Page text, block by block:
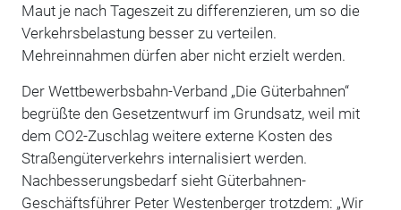
Maut je nach Tageszeit zu differenzieren, um so die
Verkehrsbelastung besser zu verteilen.
Mehreinnahmen dürfen aber nicht erzielt werden.
Der Wettbewerbsbahn-Verband „Die Güterbahnen“
begrüßte den Gesetzentwurf im Grundsatz, weil mit
dem CO2-Zuschlag weitere externe Kosten des
Straßengüterverkehrs internalisiert werden.
Nachbesserungsbedarf sieht Güterbahnen-
Geschäftsführer Peter Westenberger trotzdem: „Wir